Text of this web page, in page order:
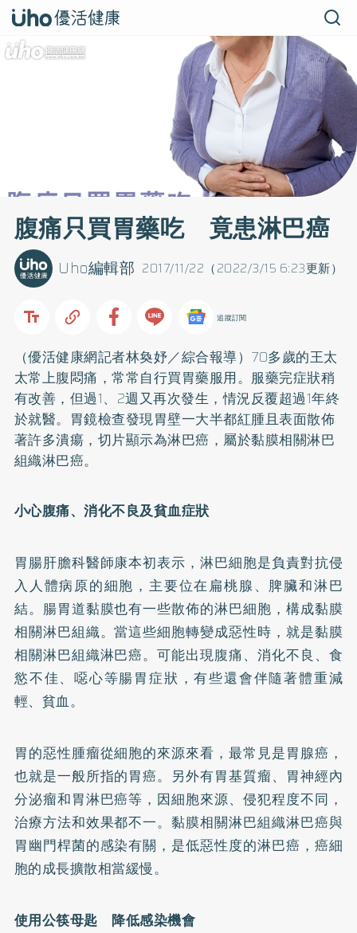
腹痛只買胃藥吃 竟患淋巴癌
2017/11/22（2022/3/15 6:23更新）
Uho編輯部
追蹤訂閱
（優活健康網記者林奐妤／綜合報導）70多歲的王太
太常上腹悶痛，常常自行買胃藥服用。服藥完症狀稍
有改善，但過1、2週又再次發生，情況反覆超過1年終
於就醫。胃鏡檢查發現胃壁一大半都紅腫且表面散佈
著許多潰瘍，切片顯示為淋巴癌，屬於黏膜相關淋巴
組織淋巴癌。
小心腹痛、消化不良及貧血症狀
胃腸肝膽科醫師康本初表示，淋巴細胞是負責對抗侵
入人體病原的細胞，主要位在扁桃腺、脾臟和淋巴
結。腸胃道黏膜也有一些散佈的淋巴細胞，構成黏膜
相關淋巴組織。當這些細胞轉變成惡性時，就是黏膜
相關淋巴組織淋巴癌。可能出現腹痛、消化不良、食
慾不佳、噁心等腸胃症狀，有些還會伴隨著體重減
輕、貧血。
胃的惡性腫瘤從細胞的來源來看，最常見是胃腺癌，
也就是一般所指的胃癌。另外有胃基質瘤、胃神經內
分泌瘤和胃淋巴癌等，因細胞來源、侵犯程度不同，
治療方法和效果都不一。黏膜相關淋巴組織淋巴癌與
胃幽門桿菌的感染有關，是低惡性度的淋巴癌，癌細
胞的成長擴散相當緩慢。
使用公筷母匙 降低感染機會